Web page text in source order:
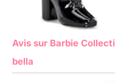
Avis sur Barbie
bella